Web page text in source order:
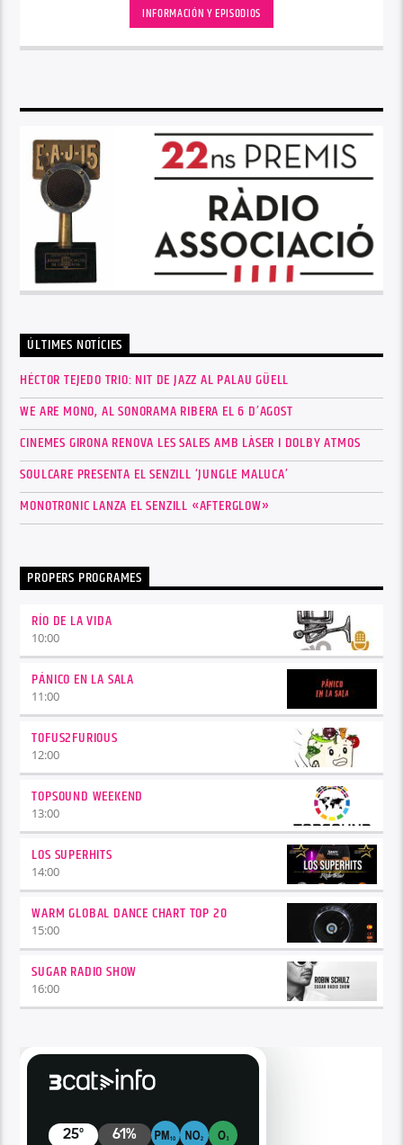
INFORMACIÓN Y EPISODIOS
ÚLTIMES NOTÍCIES
HÉCTOR TEJEDO TRIO: NIT DE JAZZ AL PALAU GÜELL
WE ARE MONO, AL SONORAMA RIBERA EL 6 D’AGOST
CINEMES GIRONA RENOVA LES SALES AMB LÀSER I DOLBY ATMOS
SOULCARE PRESENTA EL SENZILL ‘JUNGLE MALUCA’
MONOTRONIC LANZA EL SENZILL «AFTERGLOW»
PROPERS PROGRAMES
RÍO DE LA VIDA
10:00
PÁNICO EN LA SALA
11:00
TOFUS2FURIOUS
12:00
TOPSOUND WEEKEND
13:00
LOS SUPERHITS
14:00
WARM GLOBAL DANCE CHART TOP 20
15:00
SUGAR RADIO SHOW
16:00